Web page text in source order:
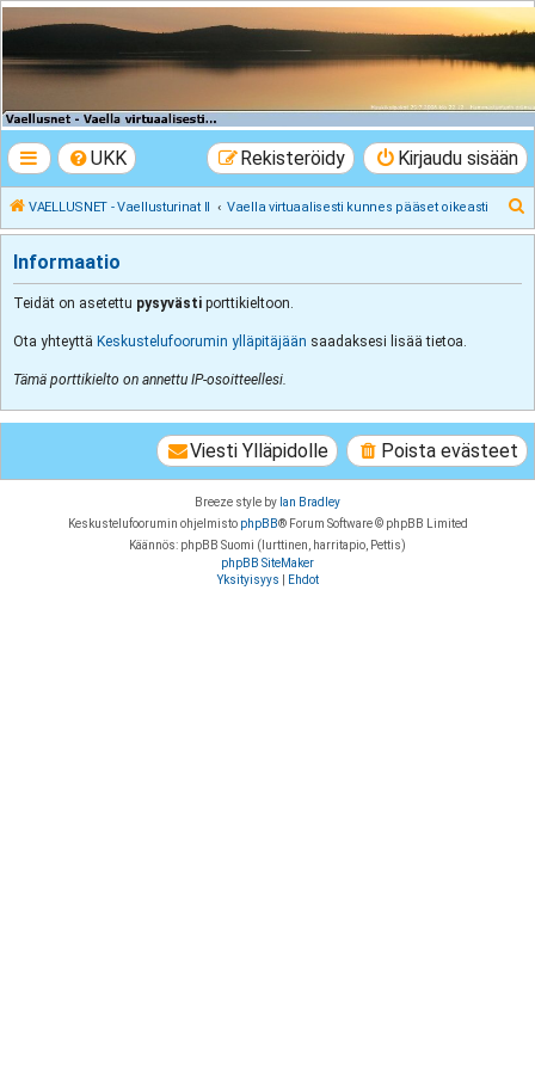
VAELLUSNET -
Vaellusturinat II
UKK Kirjaudu sisään
Rekisteröidy
VAELLUSNET - Vaellusturinat II Vaella virtuaalisesti kunnes pääset oikeasti
t
Informaatio
Teidät on asetettu pysyvästi porttikieltoon.
Ota yhteyttä Keskustelufoorumin ylläpitäjään saadaksesi lisää tietoa.
Tämä porttikielto on annettu IP-osoitteellesi.
Poista evästeet
Viesti Ylläpidolle
Breeze style by Ian Bradley
Keskustelufoorumin ohjelmisto phpBB® Forum Software © phpBB Limited
Käännös: phpBB Suomi (lurttinen, harritapio, Pettis)
phpBB SiteMaker
Yksityisyys
Ehdot